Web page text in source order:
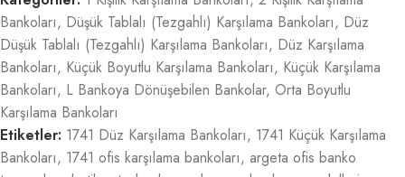
Bankoları, Düşük Tablalı (Tezgahlı) Karşılama Bankoları, Düz
Düşük Tablalı (Tezgahlı) Karşılama Bankoları, Düz Karşılama
Bankoları, Küçük Boyutlu Karşılama Bankoları, Küçük Karşılama
Bankoları, L Bankoya Dönüşebilen Bankolar, Orta Boyutlu
Karşılama Bankoları
Etiketler: 1741 Düz Karşılama Bankoları, 1741 Küçük Karşılama
Bankoları, 1741 ofis karşılama bankoları, argeta ofis banko